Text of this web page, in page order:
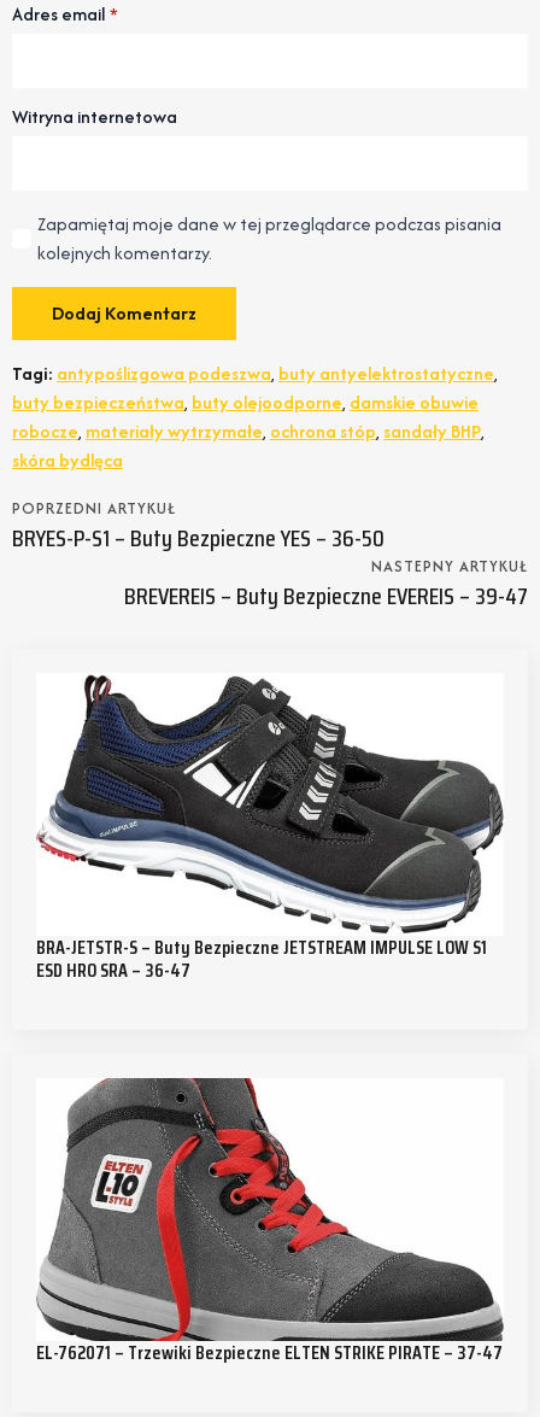
Adres email*
Witryna internetowa
Zapamiętaj moje dane w tej przeglądarce podczas pisania
kolejnych komentarzy.
Tagi: antypoślizgowa podeszwa, buty antyelektrostatyczne,
buty bezpieczeństwa, buty olejoodporne, damskie obuwie
robocze, materiały wytrzymałe, ochrona stóp, sandały BHP,
skóra bydlęca
POPRZEDNI ARTYKUŁ
BRYES-P-S1 – Buty Bezpieczne YES – 36-50
NASTEPNY ARTYKUŁ
BREVEREIS – Buty Bezpieczne EVEREIS – 39-47
BRA-JETSTR-S – Buty Bezpieczne JETSTREAM IMPULSE LOW S1
ESD HRO SRA – 36-47
EL-762071 – Trzewiki Bezpieczne ELTEN STRIKE PIRATE – 37-47